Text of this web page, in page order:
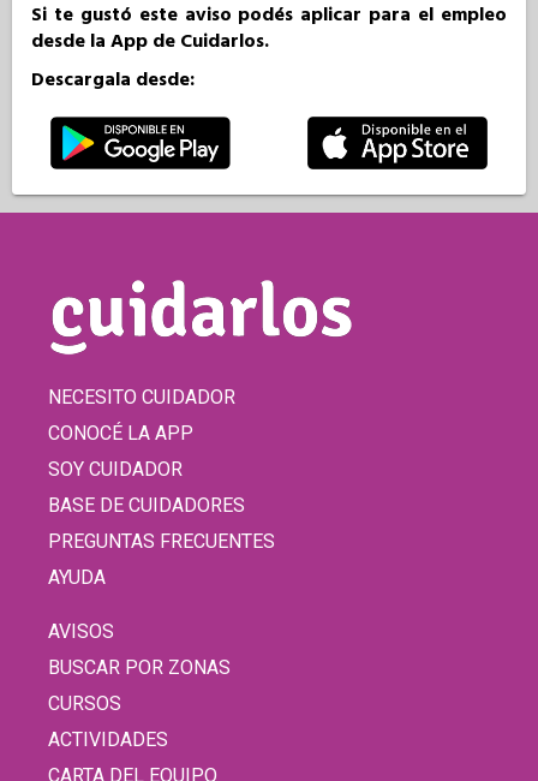
Si te gustó este aviso podés aplicar para el empleo
desde la App de Cuidarlos.
Descargala desde:
NECESITO CUIDADOR
CONOCÉ LA APP
SOY CUIDADOR
BASE DE CUIDADORES
PREGUNTAS FRECUENTES
AYUDA
AVISOS
BUSCAR POR ZONAS
CURSOS
ACTIVIDADES
CARTA DEL EQUIPO